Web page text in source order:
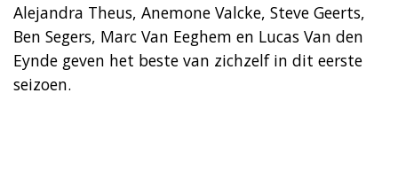
Alejandra Theus, Anemone Valcke, Steve Geerts,
Ben Segers, Marc Van Eeghem en Lucas Van den
Eynde geven het beste van zichzelf in dit eerste
seizoen.